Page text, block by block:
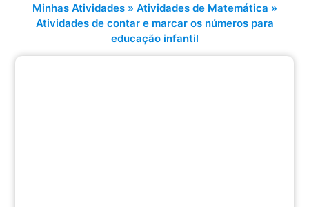
Minhas Atividades» Atividades de Matemática »
Atividades de contar e marcar os números para
educação infantil